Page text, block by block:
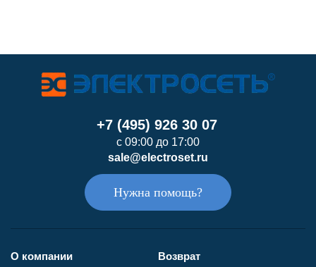
+7 (495) 926 30 07
с 09:00 до 17:00
sale@electroset.ru
Нужна помощь?
О компании
Возврат